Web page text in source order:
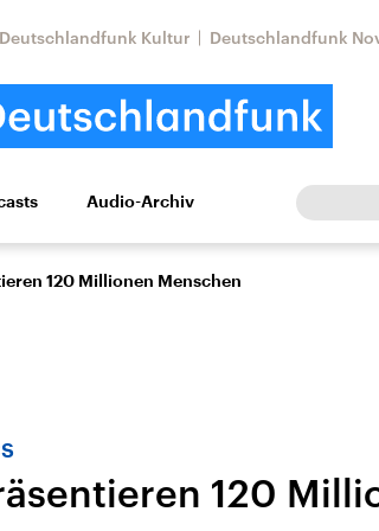
Deutschlandfunk Kultur Deutschlandfunk
Kultur Europa
Nahostkonflikt
Iran
Audio-Archiv
120 Millionen Menschen
120